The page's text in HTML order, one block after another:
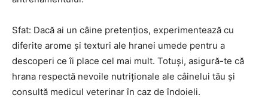
Sfat: Dacă ai un câine pretențios, experimentează cu
diferite arome și texturi ale hranei umede pentru a
descoperi ce îi place cel mai mult. Totuși, asigură-te că
hrana respectă nevoile nutriționale ale câinelui tău și
consultă medicul veterinar în caz de îndoieli.